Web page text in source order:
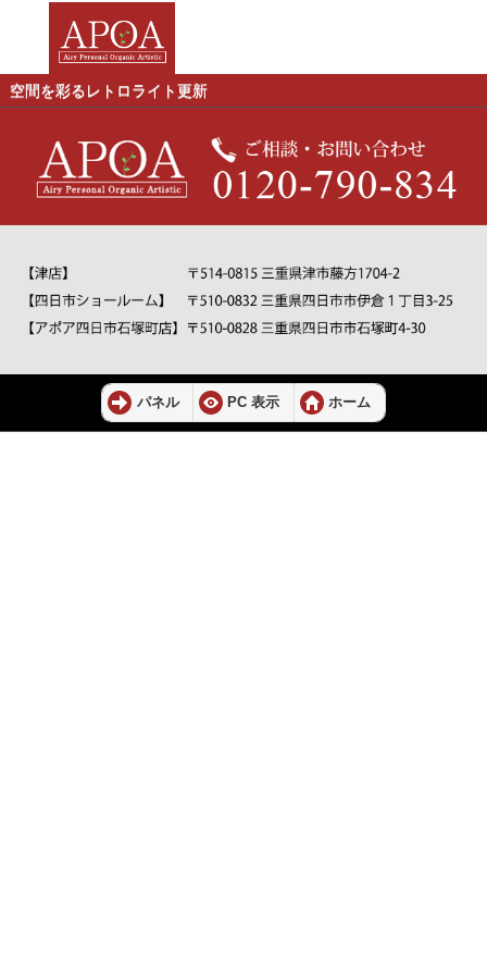
空間を彩るレトロライト更新
パネル PC 表示 ホーム